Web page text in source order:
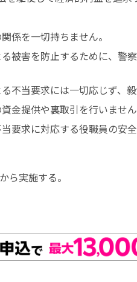
係を一切持ちません。
被害を防止するために、警
不当要求には一切応じず、
金提供や裏取引を行いません
要求に対応する役職員の安全
ら実施する。